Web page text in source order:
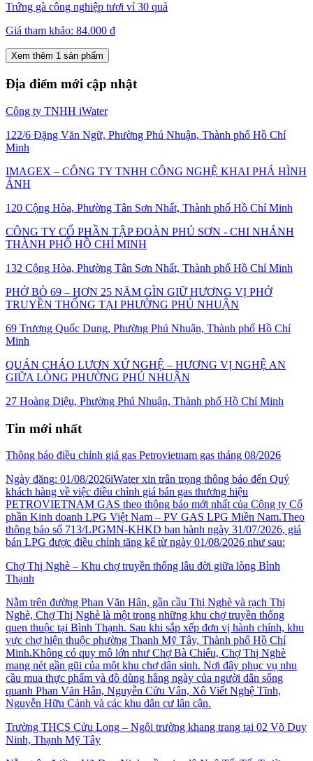
Trứng gà công nghiệp tươi vỉ 30 quả
Giá tham khảo: 84.000 đ
Xem thêm 1 sản phẩm
Địa điểm mới cập nhật
Công ty TNHH iWater
122/6 Đặng Văn Ngữ, Phường Phú Nhuận, Thành phố Hồ Chí
Minh
IMAGEX – CÔNG TY TNHH CÔNG NGHỆ KHAI PHÁ HÌNH
ẢNH
120 Cộng Hòa, Phường Tân Sơn Nhất, Thành phố Hồ Chí Minh
CÔNG TY CỔ PHẦN TẬP ĐOÀN PHÚ SƠN - CHI NHÁNH
THÀNH PHỐ HỒ CHÍ MINH
132 Cộng Hòa, Phường Tân Sơn Nhất, Thành phố Hồ Chí Minh
PHỞ BÒ 69 – HƠN 25 NĂM GÌN GIỮ HƯƠNG VỊ PHỞ
TRUYỀN THỐNG TẠI PHƯỜNG PHÚ NHUẬN
69 Trương Quốc Dung, Phường Phú Nhuận, Thành phố Hồ Chí
Minh
QUÁN CHÁO LƯƠN XỨ NGHỆ – HƯƠNG VỊ NGHỆ AN
GIỮA LÒNG PHƯỜNG PHÚ NHUẬN
27 Hoàng Diệu, Phường Phú Nhuận, Thành phố Hồ Chí Minh
Tin mới nhất
Thông báo điều chỉnh giá gas Petrovietnam gas tháng 08/2026
Ngày đăng: 01/08/2026iWater xin trân trọng thông báo đến Quý
khách hàng về việc điều chỉnh giá bán gas thương hiệu
PETROVIETNAM GAS theo thông báo mới nhất của Công ty Cổ
phần Kinh doanh LPG Việt Nam – PV GAS LPG Miền Nam.Theo
thông báo số 713/LPGMN-KHKD ban hành ngày 31/07/2026, giá
bán LPG được điều chỉnh tăng kể từ ngày 01/08/2026 như sau:
Chợ Thị Nghè – Khu chợ truyền thống lâu đời giữa lòng Bình
Thạnh
Nằm trên đường Phan Văn Hân, gần cầu Thị Nghè và rạch Thị
Nghè, Chợ Thị Nghè là một trong những khu chợ truyền thống
quen thuộc tại Bình Thạnh. Sau khi sắp xếp đơn vị hành chính, khu
vực chợ hiện thuộc phường Thạnh Mỹ Tây, Thành phố Hồ Chí
Minh.Không có quy mô lớn như Chợ Bà Chiểu, Chợ Thị Nghè
mang nét gần gũi của một khu chợ dân sinh. Nơi đây phục vụ nhu
cầu mua thực phẩm và đồ dùng hằng ngày của người dân sống
quanh Phan Văn Hân, Nguyễn Cửu Vân, Xô Viết Nghệ Tĩnh,
Nguyễn Hữu Cảnh và các khu dân cư lân cận.
Trường THCS Cửu Long – Ngôi trường khang trang tại 02 Võ Duy
Ninh, Thạnh Mỹ Tây